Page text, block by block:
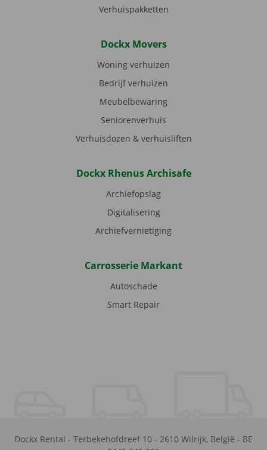
Verhuispakketten
Dockx Movers
Woning verhuizen
Bedrijf verhuizen
Meubelbewaring
Seniorenverhuis
Verhuisdozen & verhuisliften
Dockx Rhenus Archisafe
Archiefopslag
Digitalisering
Archiefvernietiging
Carrosserie Markant
Autoschade
Smart Repair
Dockx Rental - Terbekehofdreef 10 - 2610 Wilrijk, België - BE